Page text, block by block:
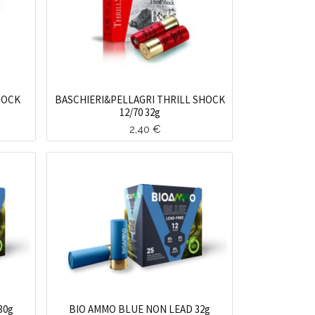
BASCHIERI&PELLAGRI THRILL SHOCK
12/70 32g
2,40 €
BIO AMMO BLUE NON LEAD 32g